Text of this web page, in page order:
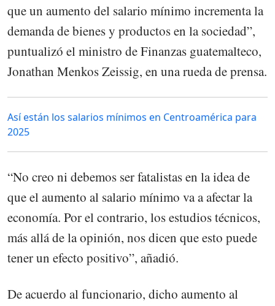
que un aumento del salario mínimo incrementa la
demanda de bienes y productos en la sociedad”,
puntualizó el ministro de Finanzas guatemalteco,
Jonathan Menkos Zeissig, en una rueda de prensa.
Así están los salarios mínimos en Centroamérica para
2025
“No creo ni debemos ser fatalistas en la idea de
que el aumento al salario mínimo va a afectar la
economía. Por el contrario, los estudios técnicos,
más allá de la opinión, nos dicen que esto puede
tener un efecto positivo”, añadió.
De acuerdo al funcionario, dicho aumento al